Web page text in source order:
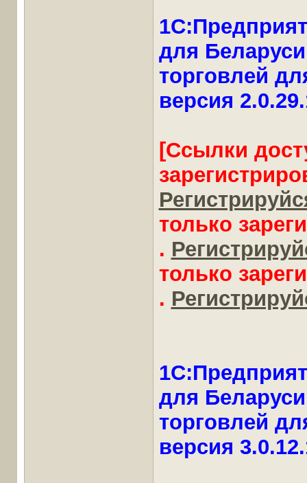
для
торговлей
версия
[Ссылки
только
.
только
.
для
торговлей
версия